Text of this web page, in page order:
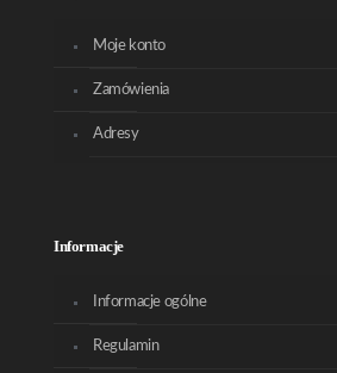
Moje konto
Zamówienia
Adresy
Informacje
Informacje ogólne
Regulamin